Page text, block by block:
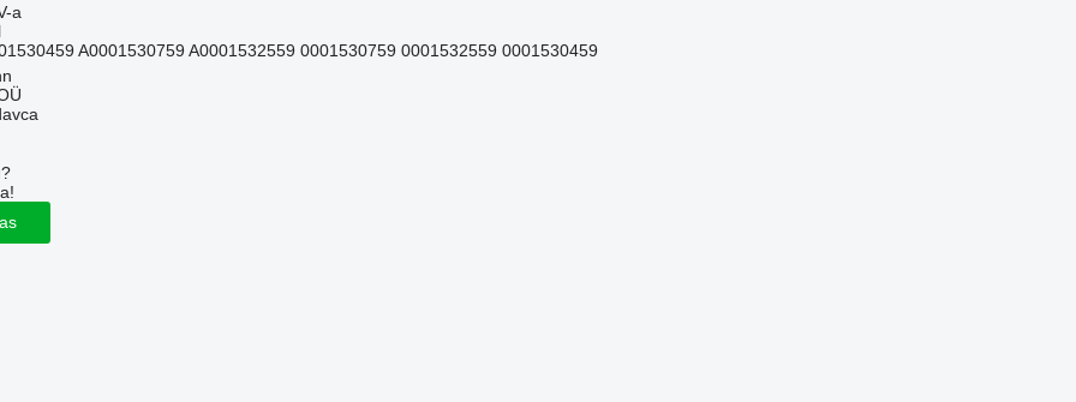
a
A0001530759 A0001532559 0001530759 0001532559 0001530459